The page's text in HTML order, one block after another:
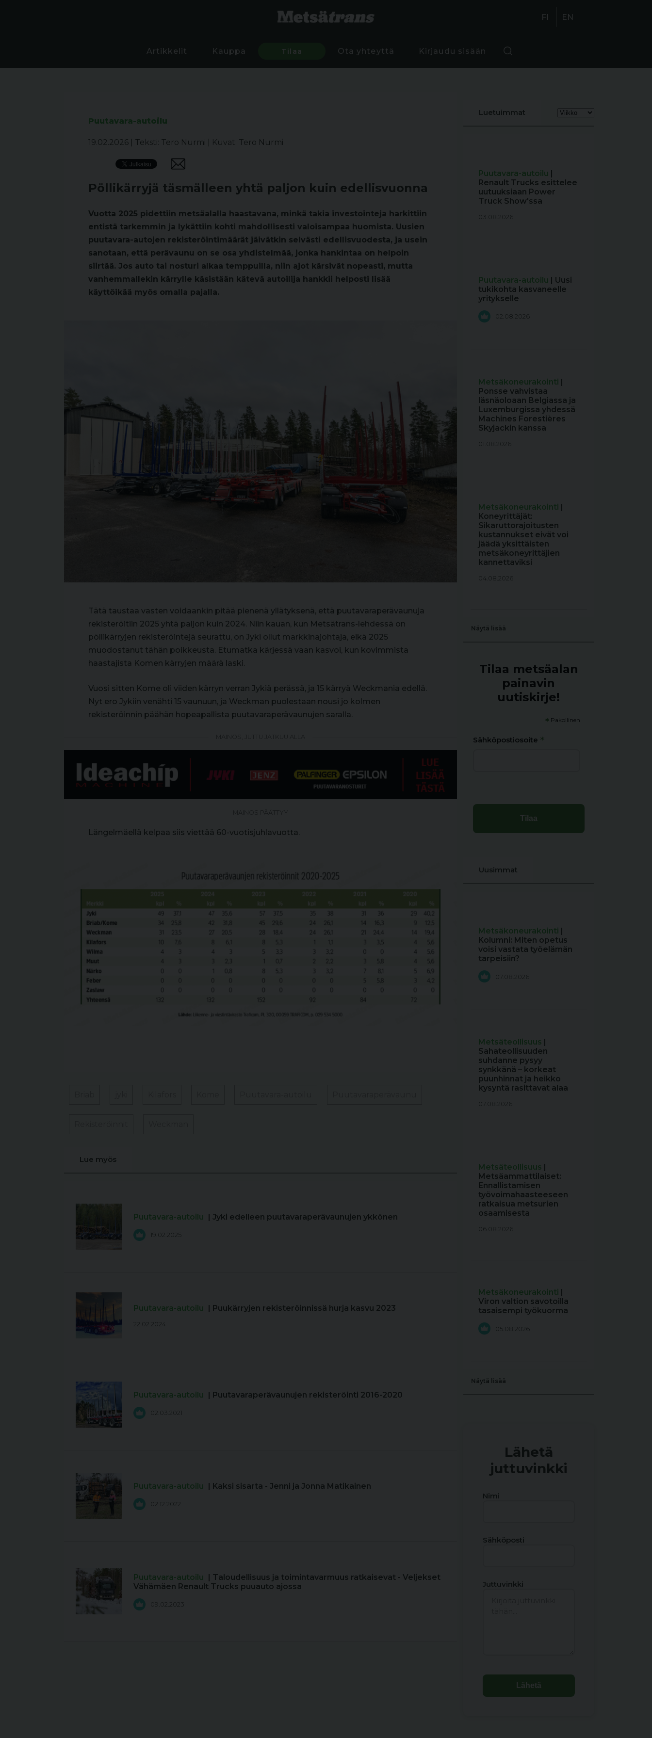
FI EN
Artikkelit Kauppa Tilaa Ota yhteyttä Kirjaudu sisään
Puutavara-autoilu
19.02.2026 Teksti: Tero Nurmi Kuvat: Tero Nurmi
Pöllikärryjä täsmälleen yhtä paljon kuin edellisvuonna
Vuotta 2025 pidettiin metsäalalla haastavana, minkä takia investointeja harkittiin
entistä tarkemmin ja lykättiin kohti mahdollisesti valoisampaa huomista. Uusien
puutavara-autojen rekisteröintimäärät jäivätkin selvästi edellisvuodesta, ja usein
sanotaan, että perävaunu on se osa yhdistelmää, jonka hankintaa on helpoin
siirtää. Jos auto tai nosturi alkaa temppuilla, niin ajot kärsivät nopeasti, mutta
vanhemmallekin kärrylle käsistään kätevä autoilija hankkii helposti lisää
käyttöikää myös omalla pajalla.
Tätä taustaa vasten voidaankin pitää pienenä yllätyksenä, että puutavaraperävaunuja
rekisteröitiin 2025 yhtä paljon kuin 2024. Niin kauan, kun Metsätrans-lehdessä on
pöllikärryjen rekisteröintejä seurattu, on Jyki ollut markkinajohtaja, eikä 2025
muodostanut tähän poikkeusta. Etumatka kärjessä vaan kasvoi, kun kovimmista
haastajista Komen kärryjen määrä laski.
Vuosi sitten Kome oli viiden kärryn verran Jykiä perässä, ja 15 kärryä Weckmania edellä.
Nyt ero Jykiin venähti 15 vaunuun, ja Weckman puolestaan nousi jo kolmen
rekisteröinnin päähän hopeapallista puutavaraperävaunujen saralla.
Längelmäellä kelpaa siis viettää 60-vuotisjuhlavuotta.
Lue myös
Puutavara-autoilu | Jyki edelleen puutavaraperävaunujen ykkönen
19.02.2025
Puutavara-autoilu | Puukärryjen rekisteröinnissä hurja kasvu 2023
22.02.2024
Puutavara-autoilu | Puutavaraperävaunujen rekisteröinti 2016-2020
02.03.2021
Puutavara-autoilu | Kaksi sisarta - Jenni ja Jonna Matikainen
02.12.2022
Puutavara-autoilu | Taloudellisuus ja toimintavarmuus ratkaisevat - Veljekset
Vähämäen Renault Trucks puuauto ajossa
09.02.2023
Luetuimmat
Puutavara-autoilu |
Renault Trucks esittelee
uutuuksiaan Power
Truck Show'ssa
03.08.2026
Puutavara-autoilu | Uusi
tukikohta kasvaneelle
yritykselle
02.08.2026
Metsäkoneurakointi |
Ponsse vahvistaa
läsnäoloaan Belgiassa ja
Luxemburgissa yhdessä
Machines Forestières
Skyjackin kanssa
01.08.2026
Metsäkoneurakointi |
Koneyrittäjät:
Sikaruttorajoitusten
kustannukset eivät voi
jäädä yksittäisten
metsäkoneyrittäjien
kannettaviksi
04.08.2026
Näytä lisää
Tilaa metsäalan
painavin
uutiskirje!
* Pakollinen
Sähköpostiosoite *
Uusimmat
Metsäkoneurakointi |
Kolumni: Miten opetus
voisi vastata työelämän
tarpeisiin?
07.08.2026
Metsäteollisuus |
Sahateollisuuden
suhdanne pysyy
synkkänä – korkeat
puunhinnat ja heikko
kysyntä rasittavat alaa
07.08.2026
Metsäteollisuus |
Metsäammattilaiset:
Ennallistamisen
työvoimahaasteeseen
ratkaisua metsurien
osaamisesta
06.08.2026
Metsäkoneurakointi |
Viron valtion savotoilla
tasaisempi työkuorma
05.08.2026
Näytä lisää
Lähetä
juttuvinkki
Nimi
Sähköposti
Juttuvinkki
Lähetä